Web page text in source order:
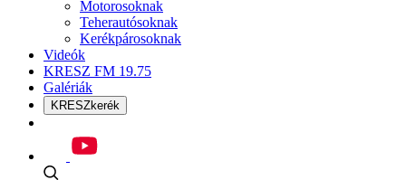
Motorosoknak
Teherautósoknak
Kerékpárosoknak
Videók
KRESZ FM 19.75
Galériák
KRESZkerék